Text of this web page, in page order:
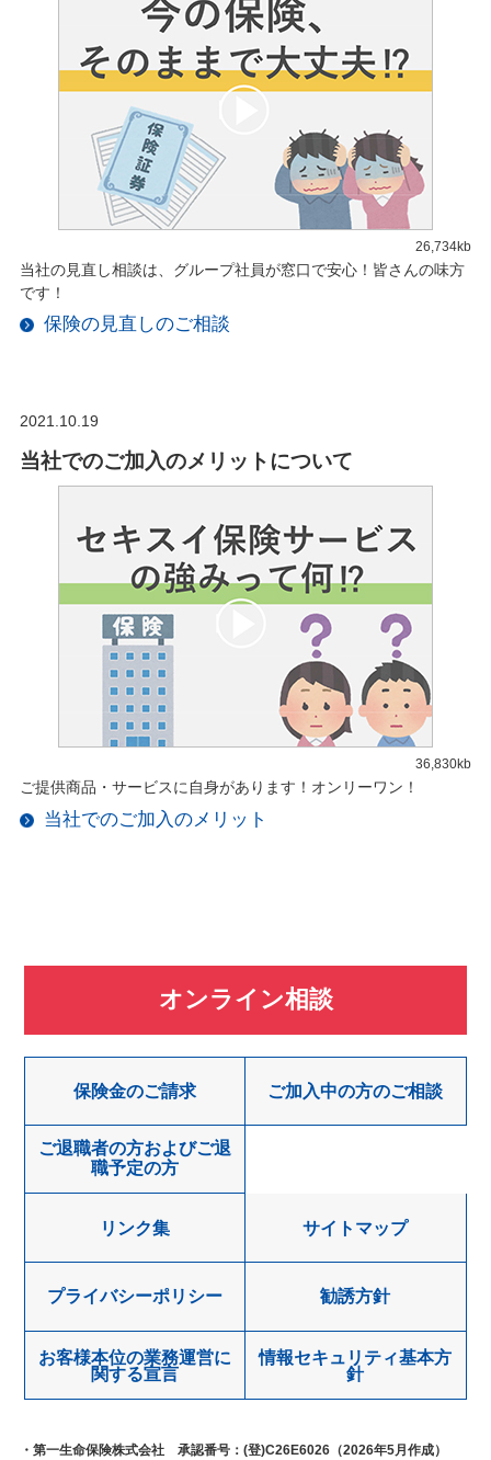
26,734kb
当社の見直し相談は、グループ社員が窓口で安心！皆さんの味方
です！
保険の見直しのご相談
2021.10.19
当社でのご加入のメリットについて
36,830kb
ご提供商品・サービスに自身があります！オンリーワン！
当社でのご加入のメリット
オンライン相談
保険金のご請求 ご加入中の方のご相談
ご退職者の方およびご退
職予定の方
リンク集 サイトマップ
プライバシーポリシー 勧誘方針
お客様本位の業務運営に
関する宣言
情報セキュリティ基本方
針
・第一生命保険株式会社 承認番号：(登)C26E6026（2026年5月作成）